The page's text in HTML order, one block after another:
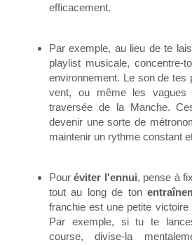
efficacement.
Par exemple, au lieu de te
playlist musicale, concentre-
environnement. Le son de tes
vent, ou même les
traversée de la Manche.
devenir une sorte de
maintenir un rythme constant
Pouréviter l'ennui, pense à
tout au long de ton
franchie est une petite victoire
Par exemple, si tu te
course, divise-la